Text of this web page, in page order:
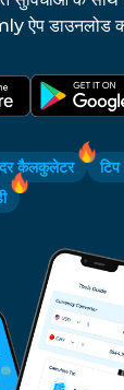
ऐप डाउनलोड
दर कैलकुलेटर